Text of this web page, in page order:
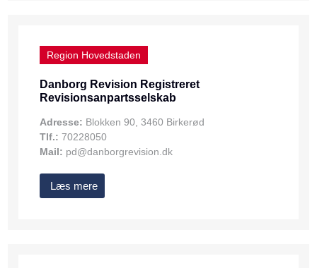
Region Hovedstaden
Danborg Revision Registreret
Revisionsanpartsselskab
Adresse: Blokken 90, 3460 Birkerød
Tlf.: 70228050
Mail: pd@danborgrevision.dk
Læs mere